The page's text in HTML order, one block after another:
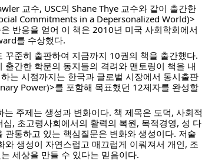
교수, USC의 Shane Thye 교수와 같이 출간한
Commitments in a Depersonalized World)>
반응을 얻어 이 책은 2010년 미국 사회학회에서
를 수상했다.
꾸준히 출판하여 지금까지 10권의 책을 출간했다.
간한 학문의 동지들의 격려와 맨토링이 책을 내
는 시점까지는 한국과 글로벌 시장에서 동시출판
Power)>를 포함해 목표했던 12제자를 완성할
주제는 생성과 변화이다. 책 제목은 도덕, 사회적
, 초고령사회에서의 활력의 복원, 목적경영, 성 다
관통하고 있는 핵심질문은 변화와 생성이다. 저술
와 생성이 자연스럽고 매끄럽게 이뤄져서 개인, 조
세상을 만들 수 있다는 믿음이다.